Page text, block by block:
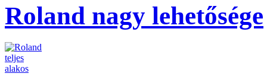
Roland nagy lehetősége